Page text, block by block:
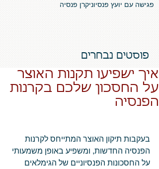
פגישה עם יועץ פנסיוניקרן פנסיה
פוסטים נבחרים
איך ישפיעו תקנות האוצר
על החסכון שלכם בקרנות
הפנסיה
בעקבות תיקון האוצר המתייחס לקרנות
הפנסיה החדשות, ומשפיע באופן משמעותי
על החסכונות הפנסיוניים של הגימלאים